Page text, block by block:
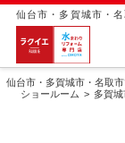
仙台市・多賀城市・
仙台市・多賀城市・名取
ショールーム
多賀